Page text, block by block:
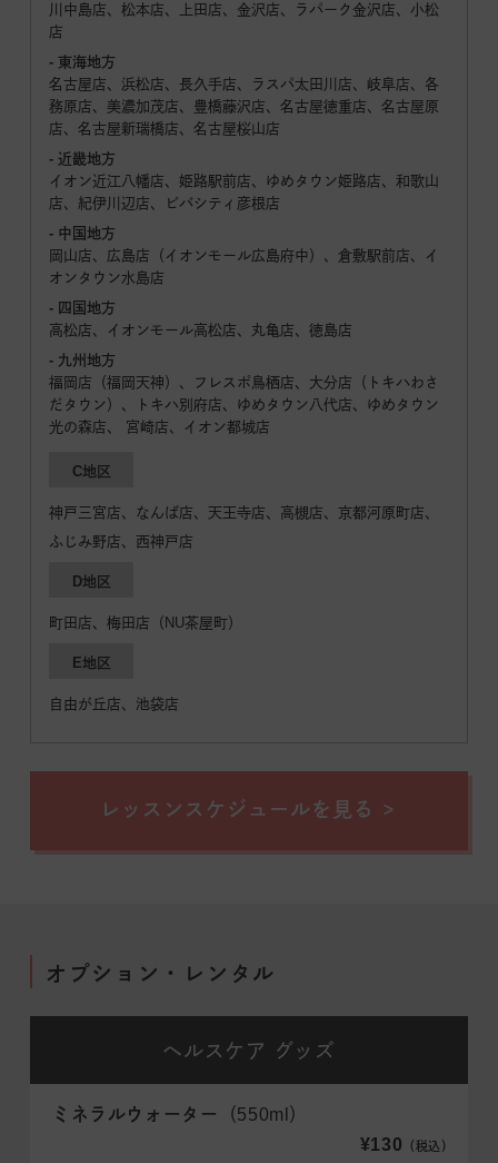
川中島店、松本店、上田店、金沢店、ラパーク金沢店、小松
店
- 東海地方
名古屋店、浜松店、長久手店、ラスパ太田川店、岐阜店、各
務原店、美濃加茂店、豊橋藤沢店、名古屋徳重店、名古屋原
店、名古屋新瑞橋店、名古屋桜山店
- 近畿地方
イオン近江八幡店、姫路駅前店、ゆめタウン姫路店、和歌山
店、紀伊川辺店、ビバシティ彦根店
- 中国地方
岡山店、広島店（イオンモール広島府中）、倉敷駅前店、イ
オンタウン水島店
- 四国地方
高松店、イオンモール高松店、丸亀店、徳島店
- 九州地方
福岡店（福岡天神）、フレスポ鳥栖店、大分店（トキハわさ
だタウン）、トキハ別府店、ゆめタウン八代店、ゆめタウン
光の森店、 宮崎店、イオン都城店
C地区
神戸三宮店、なんば店、天王寺店、高槻店、京都河原町店、
ふじみ野店、西神戸店
D地区
町田店、梅田店（NU茶屋町）
E地区
自由が丘店、池袋店
レッスンスケジュールを見る
オプション・レンタル
ヘルスケア グッズ
ミネラルウォーター
（550ml）
¥130
（税込）